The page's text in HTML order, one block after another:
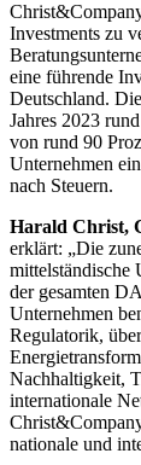
Investments zu
eine führende
Deutschland.
Jahres 2023
von rund 90
Unternehmen
nach Steuern.
Harald Christ,
erklärt: „Die
mittelständische
der gesamten
Unternehmen
Regulatorik,
Nachhaltigkeit,
internationale
nationale und